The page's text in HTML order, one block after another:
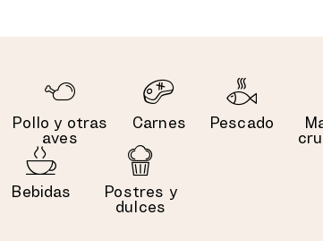
Pollo y otras
aves
Carnes Pescado
Bebidas
Postres y
dulces